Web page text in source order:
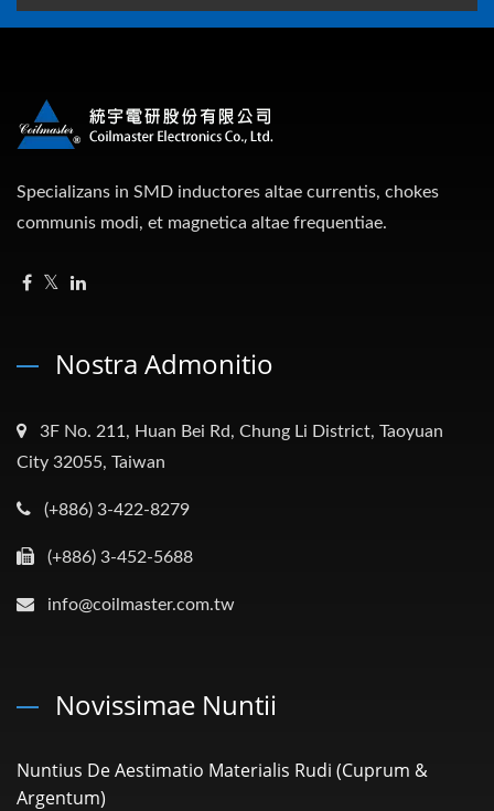
Specializans in SMD inductores altae currentis, chokes
communis modi, et magnetica altae frequentiae.
Nostra Admonitio
3F No. 211, Huan Bei Rd, Chung Li District, Taoyuan
City 32055, Taiwan
(+886) 3-422-8279
(+886) 3-452-5688
info@coilmaster.com.tw
Novissimae Nuntii
Nuntius De Aestimatio Materialis Rudi (Cuprum &
Argentum)